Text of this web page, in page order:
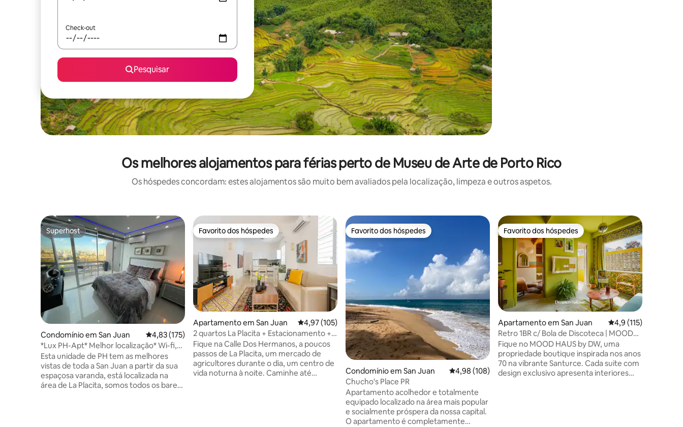
Check-out
Pesquisar
Os melhores alojamentos para férias perto de Museu de Arte de Porto Rico
Os hóspedes concordam: estes alojamentos são muito bem avaliados pela localização, limpeza e outros aspetos.
Superhost
Superhost
Condomínio em San Juan Classificação média de 4,83 em 5 estrelas, 175avaliações
4,83 (175)
*Lux PH-Apt* Melhor localização* Wi-fi,
M/M, check-in 24/7
Esta unidade de PH tem as melhores
vistas de toda a San Juan a partir da sua
espaçosa varanda, está localizada na
área de La Placita, somos todos os bares,
Favorito dos hóspedes
Favorito dos hóspedes
Apartamento em San Juan Classificação média de 4,97 em 5 estrelas, 105avaliações
4,97 (105)
2 quartos La Placita + Estacionamento +
Tanque de água | 6 hóspedes
Fique na Calle Dos Hermanos, a poucos
passos de La Placita, um mercado de
agricultores durante o dia, um centro de
vida noturna à noite. Caminhe até
Favorito dos hóspedes
Favorito dos hóspedes
Condomínio em San Juan Classificação média de 4,98 em 5 estrelas, 108avaliações
4,98 (108)
Chucho's Place PR
Apartamento acolhedor e totalmente
equipado localizado na área mais popular
e socialmente próspera da nossa capital.
O apartamento é completamente
Favorito dos hóspedes
Favorito dos hóspedes
Apartamento em San Juan Classificação média
4,9 (115)
Retro 1BR c/ Bola de Discoteca | MOOD
HAUS by DW
Fique no MOOD HAUS by DW, uma
propriedade boutique inspirada nos anos
70 na vibrante Santurce. Cada suite com
design exclusivo apresenta interiores